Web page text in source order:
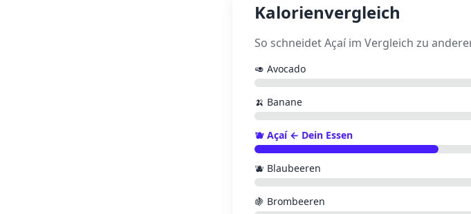
Kalorienvergleich
So schneidetAçaí im Vergleich zu
🥑 Avocado
🍌 Banane
🫐 Açaí ← Dein Essen
🫐 Blaubeeren
🍇 Brombeeren